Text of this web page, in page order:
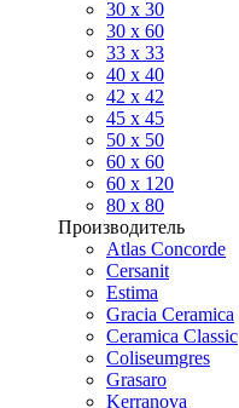
30 х 30
30 x 60
33 x 33
40 х 40
42 x 42
45 x 45
50 x 50
60 х 60
60 x 120
80 x 80
Производитель
Atlas Concorde
Cersanit
Estima
Gracia Ceramica
Ceramica Classic
Coliseumgres
Grasaro
Kerranova